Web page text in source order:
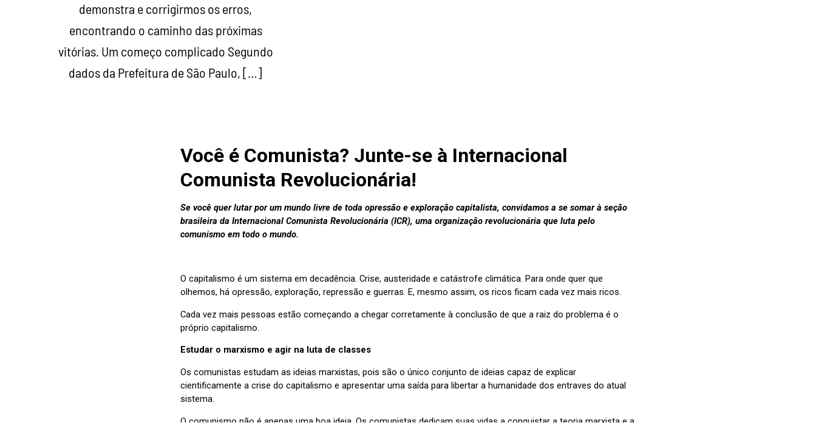
demonstra e corrigirmos os erros,
encontrando o caminho das próximas
vitórias. Um começo complicado Segundo
dados da Prefeitura de São Paulo, […]